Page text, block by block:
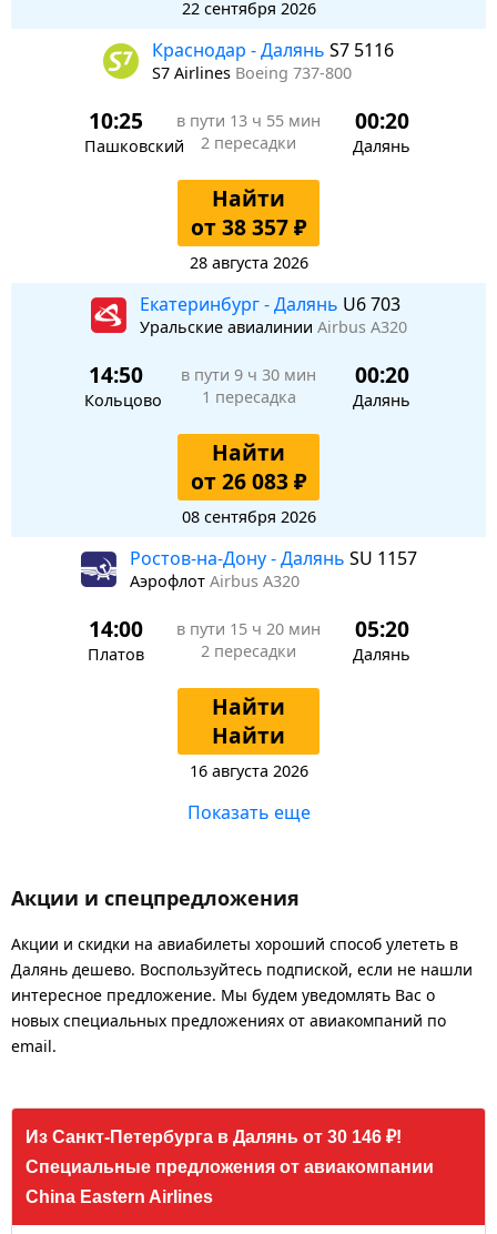
22 сентября 2026
Краснодар - Далянь S7 5116
S7 Airlines Boeing 737-800
10:25
Пашковский
в пути 13 ч 55 мин
2 пересадки
00:20
Далянь
Найти
от 38 357 ₽
28 августа 2026
Екатеринбург - Далянь U6 703
Уральские авиалинии Airbus A320
14:50
Кольцово
в пути 9 ч 30 мин
1 пересадка
00:20
Далянь
Найти
от 26 083 ₽
08 сентября 2026
Ростов-на-Дону - Далянь SU 1157
Аэрофлот Airbus A320
14:00
Платов
в пути 15 ч 20 мин
2 пересадки
05:20
Далянь
Найти
Найти
16 августа 2026
Показать еще
Акции и спецпредложения
Акции и скидки на авиабилеты хороший способ улететь в
Далянь дешево. Воспользуйтесь подпиской, если не нашли
интересное предложение. Мы будем уведомлять Вас о
новых специальных предложениях от авиакомпаний по
email.
Из Санкт-Петербурга в Далянь от 30 146 ₽!
Специальные предложения от авиакомпании
China Eastern Airlines